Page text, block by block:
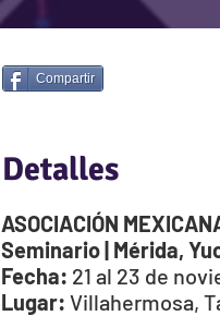
Compartir
Detalles
ASOCIACIÓN
Seminario | Mérida,
Fecha: 21 al 23 de
Lugar: Villahermosa,